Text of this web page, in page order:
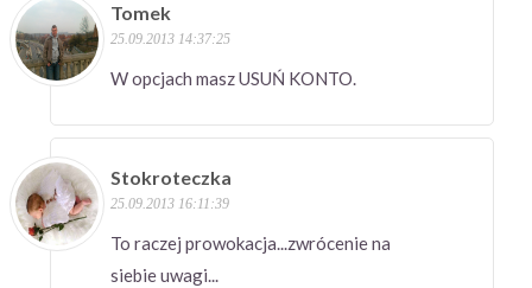
Tomek
25.09.2013 14:37:25
W opcjach masz USUŃ KONTO.
Stokroteczka
25.09.2013 16:11:39
To raczej prowokacja...zwrócenie na
siebie uwagi...